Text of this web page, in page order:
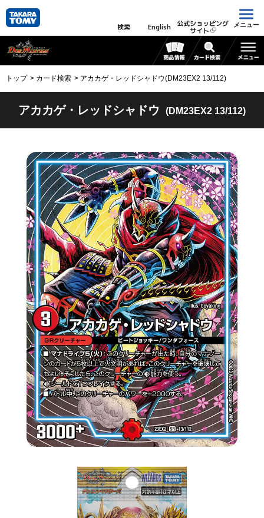
検索 English 公式ショッピング
サイト
メニュー
トップ カード検索 アカカゲ・レッドシャドウ(DM23EX2 13/112)
アカカゲ・レッドシャドウ (DM23EX2 13/112)